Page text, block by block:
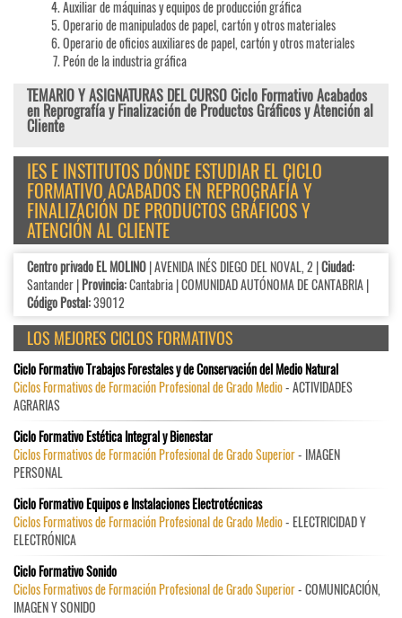
Auxiliar de máquinas y equipos de producción gráfica
Operario de manipulados de papel, cartón y otros materiales
Operario de oficios auxiliares de papel, cartón y otros materiales
Peón de la industria gráfica
TEMARIO Y ASIGNATURAS DEL CURSO Ciclo Formativo Acabados
en Reprografía y Finalización de Productos Gráficos y Atención al
Cliente
IES E INSTITUTOS DÓNDE ESTUDIAR EL CICLO
FORMATIVO ACABADOS EN REPROGRAFÍA Y
FINALIZACIÓN DE PRODUCTOS GRÁFICOS Y
ATENCIÓN AL CLIENTE
Centro privado EL MOLINO| AVENIDA INÉS DIEGO DEL NOVAL, 2 |Ciudad:
Santander |Provincia:Cantabria | COMUNIDAD AUTÓNOMA DE CANTABRIA |
Código Postal:39012
LOS MEJORES CICLOS FORMATIVOS
Ciclo Formativo Trabajos Forestales y de Conservación del Medio Natural
Ciclos Formativos de Formación Profesional de Grado Medio- ACTIVIDADES
AGRARIAS
Ciclo Formativo Estética Integral y Bienestar
Ciclos Formativos de Formación Profesional de Grado Superior- IMAGEN
PERSONAL
Ciclo Formativo Equipos e Instalaciones Electrotécnicas
Ciclos Formativos de Formación Profesional de Grado Medio- ELECTRICIDAD Y
ELECTRÓNICA
Ciclo Formativo Sonido
Ciclos Formativos de Formación Profesional de Grado Superior- COMUNICACIÓN,
IMAGEN Y SONIDO